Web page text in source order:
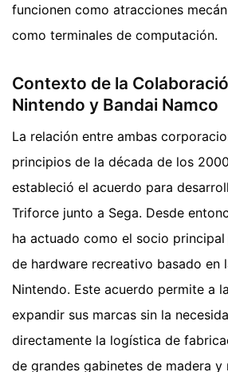
funcionen como atracciones
como terminales de computación.
Contexto de la
Nintendo y Bandai Namco
La relación entre ambas
principios de la década de los
estableció el acuerdo para
Triforce junto a Sega. Desde
ha actuado como el socio
de hardware recreativo basado en
Nintendo. Este acuerdo permite a
expandir sus marcas sin la
directamente la logística de
de grandes gabinetes de madera y